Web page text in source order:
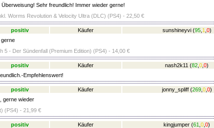
Sehr freundlich! Immer wieder gerne!
Worms Revolution & Velocity Ultra (DLC) (PS4) - 22,50 €
positiv Käufer sunshineyvi (95, 1 0)
5 - Der Sündenfall (Premium Edition) (PS4) - 14,00 €
positiv Käufer nash2k11 (82 0 0)
Empfehlenswert!
positiv Käufer jonny_spliff (269, 0, 0)
gerne wieder
(PS4) - 21,99 €
positiv Käufer kingjumper (61 0 0)